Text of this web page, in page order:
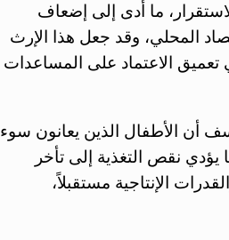
ما أدى إلى إضعاف
المحلي، وقد جعل هذا الإرث
تعميق الاعتماد على المساعدات
أن الأطفال الذين يعانون سوء
مقارنة بغيرهم، كما يؤدي نقص التغذية إلى تأخر
الإنتاجية مستقبلاً،